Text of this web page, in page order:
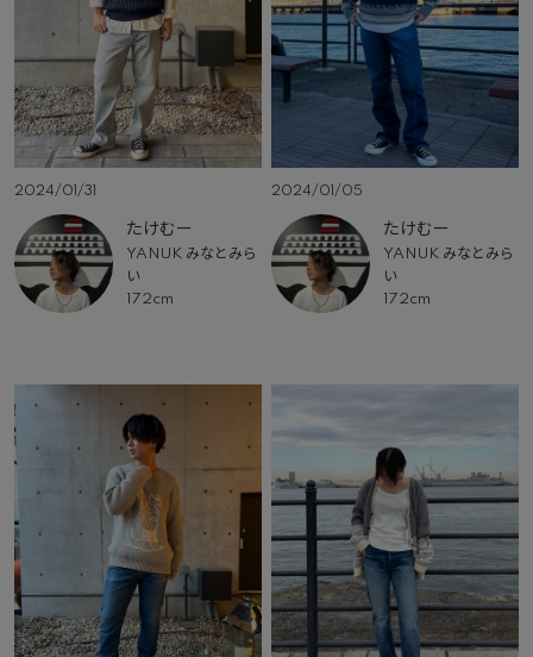
2024/01/31
たけむー
YANUK みなとみら
い
172cm
2024/01/05
たけむー
YANUK みなとみら
い
172cm